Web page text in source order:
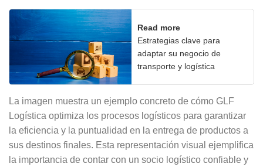
Read more
Estrategias clave para
adaptar su negocio de
transporte y logística
La imagen muestra un ejemplo concreto de cómo GLF
Logística optimiza los procesos logísticos para garantizar
la eficiencia y la puntualidad en la entrega de productos a
sus destinos finales. Esta representación visual ejemplifica
la importancia de contar con un socio logístico confiable y